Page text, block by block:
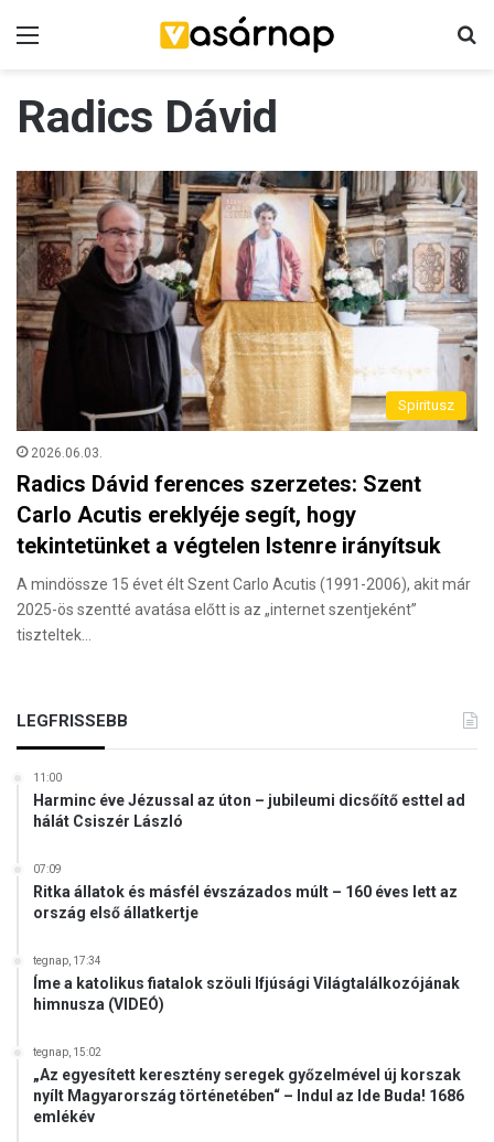
Radics Dávid
Spiritusz
2026.06.03.
Radics Dávid ferences szerzetes: Szent
Carlo Acutis ereklyéje segít, hogy
tekintetünket a végtelen Istenre irányítsuk
A mindössze 15 évet élt Szent Carlo Acutis (1991-2006), akit már
2025-ös szentté avatása előtt is az „internet szentjeként”
tiszteltek…
LEGFRISSEBB
11:00
Harminc éve Jézussal az úton – jubileumi dicsőítő esttel ad
hálát Csiszér László
07:09
Ritka állatok és másfél évszázados múlt – 160 éves lett az
ország első állatkertje
tegnap, 17:34
Íme a katolikus fiatalok szöuli Ifjúsági Világtalálkozójának
himnusza (VIDEÓ)
tegnap, 15:02
„Az egyesített keresztény seregek győzelmével új korszak
nyílt Magyarország történetében“ – Indul az Ide Buda! 1686
emlékév